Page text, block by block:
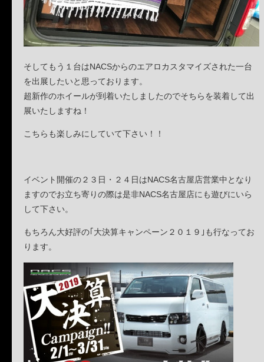
そしてもう１台はNACSからのエアロカスタマイズされた一台
を出展したいと思っております。
超新作のホイールが到着いたしましたのでそちらを装着して出
展いたしますね！
こちらも楽しみにしていて下さい！！
イベント開催の２３日・２４日はNACS名古屋店営業中となり
ますのでお立ち寄りの際は是非NACS名古屋店にも遊びにいら
して下さい。
もちろん大好評の｢大決算キャンペーン２０１９｣も行なってお
ります。